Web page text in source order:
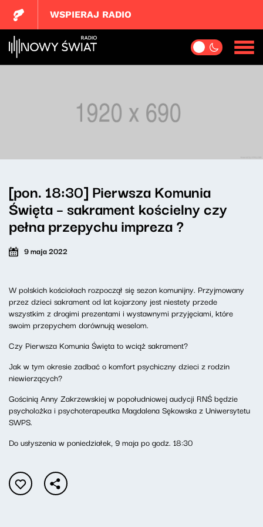
WSPIERAJ RADIO
[pon. 18:30] Pierwsza Komunia
Święta – sakrament kościelny czy
pełna przepychu impreza ?
9 maja 2022
W polskich kościołach rozpoczął się sezon komunijny. Przyjmowany
przez dzieci sakrament od lat kojarzony jest niestety przede
wszystkim z drogimi prezentami i wystawnymi przyjęciami, które
swoim przepychem dorównują weselom.
Czy Pierwsza Komunia Święta to wciąż sakrament?
Jak w tym okresie zadbać o komfort psychiczny dzieci z rodzin
niewierzących?
Gościnią Anny Zakrzewskiej w popołudniowej audycji RNŚ będzie
psycholożka i psychoterapeutka Magdalena Sękowska z Uniwersytetu
SWPS.
Do usłyszenia w poniedziałek, 9 maja po godz. 18:30